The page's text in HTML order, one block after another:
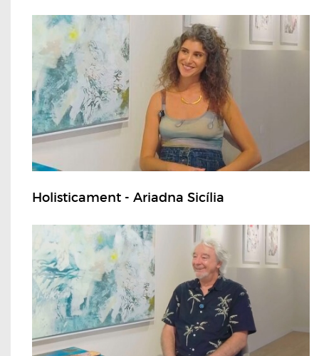
Holisticament - Ariadna Sicília